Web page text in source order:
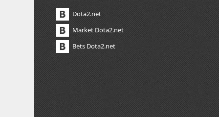
Dota2.net
Market Dota2.net
Bets Dota2.net